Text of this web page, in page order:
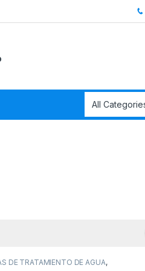
DE TRATAMIENTO DE AGUA,